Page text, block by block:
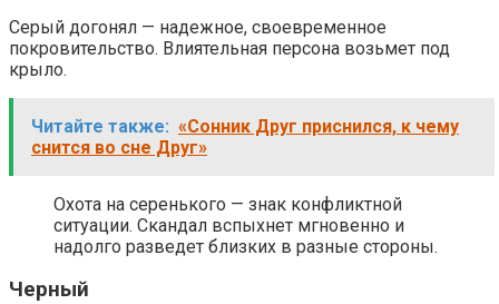
Серый догонял — надежное, своевременное
покровительство. Влиятельная персона возьмет под
крыло.
Читайте также: «Сонник Друг приснился, к чему
снится во сне Друг»
Охота на серенького — знак конфликтной
ситуации. Скандал вспыхнет мгновенно и
надолго разведет близких в разные стороны.
Черный